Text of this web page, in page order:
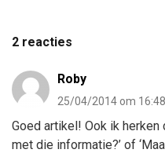
2 reacties
Roby
25/04/2014 om 16:48
Goed artikel! Ook ik herken
met die informatie?’ of